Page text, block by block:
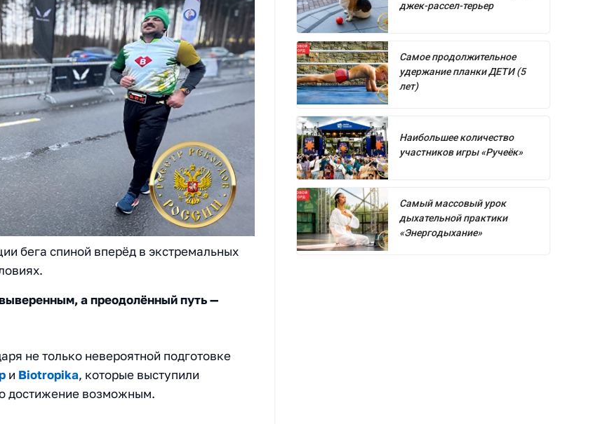
бега спиной вперёд в экстремальных
а преодолённый путь —
не только невероятной подготовке
и Biotropika, которые выступили
достижение возможным.
джек-рассел-терьер
Самое продолжительное
удержание планки ДЕТИ (5
лет)
Наибольшее количество
участников игры «Ручеёк»
Самый массовый урок
дыхательной практики
«Энергодыхание»